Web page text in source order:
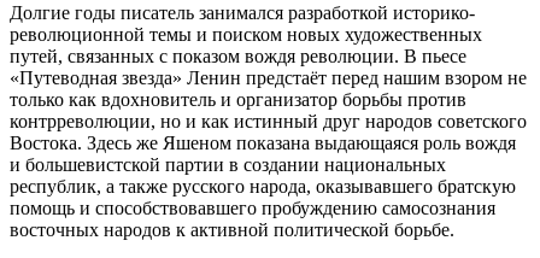
Долгие годы писатель занимался разработкой историко-
революционной темы и поиском новых художественных
путей, связанных с показом вождя революции. В пьесе
«Путеводная звезда» Ленин предстаёт перед нашим взором не
только как вдохновитель и организатор борьбы против
контрреволюции, но и как истинный друг народов советского
Востока. Здесь же Яшеном показана выдающаяся роль вождя
и большевистской партии в создании национальных
республик, а также русского народа, оказывавшего братскую
помощь и способствовавшего пробуждению самосознания
восточных народов к активной политической борьбе.